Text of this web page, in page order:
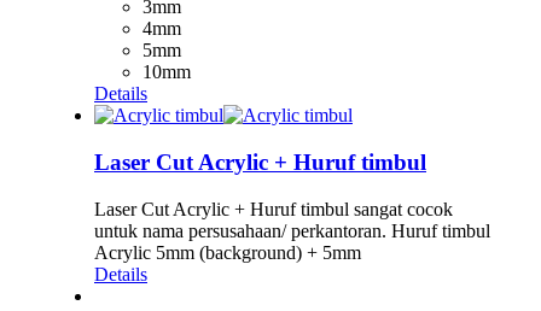
3mm
4mm
5mm
10mm
Details
Laser Cut Acrylic + Huruf timbul
Laser Cut Acrylic + Huruf timbul sangat cocok
untuk nama persusahaan/ perkantoran. Huruf timbul
Acrylic 5mm (background) + 5mm
Details